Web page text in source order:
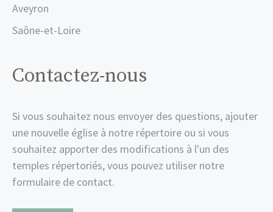
Aveyron
Saône-et-Loire
Contactez-nous
Si vous souhaitez nous envoyer des questions, ajouter
une nouvelle église à notre répertoire ou si vous
souhaitez apporter des modifications à l'un des
temples répertoriés, vous pouvez utiliser notre
formulaire de contact.